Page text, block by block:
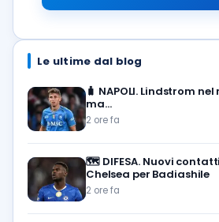
Le ultime dal blog
🧳 NAPOLI. Lindstrom
ma…
2 ore fa
🗺️ DIFESA. Nuovi
Chelsea per Badiashile
2 ore fa